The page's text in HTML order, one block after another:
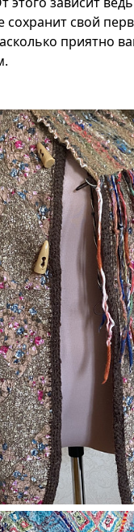
сохранит свой
приятно